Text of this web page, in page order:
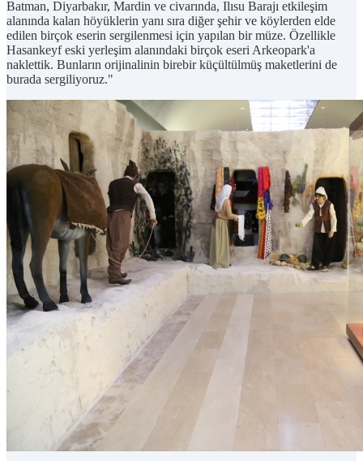
Batman, Diyarbakır, Mardin ve civarında, Ilısu Barajı etkileşim
alanında kalan höyüklerin yanı sıra diğer şehir ve köylerden elde
edilen birçok eserin sergilenmesi için yapılan bir müze. Özellikle
Hasankeyf eski yerleşim alanındaki birçok eseri Arkeopark'a
naklettik. Bunların orijinalinin birebir küçültülmüş maketlerini de
burada sergiliyoruz."